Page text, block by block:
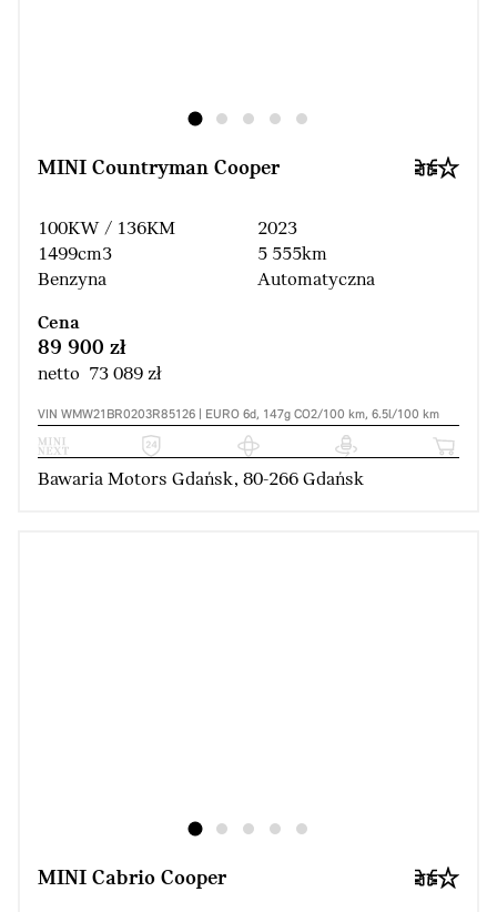
MINI Countryman Cooper
100KW / 136KM
1499cm3
Benzyna
2023
5 555km
Automatyczna
Cena
89 900 zł
netto 73 089 zł
VIN WMW21BR0203R85126 | EURO 6d, 147g CO2/100 km, 6.5l/100 km
Bawaria Motors Gdańsk, 80-266 Gdańsk
MINI Cabrio Cooper